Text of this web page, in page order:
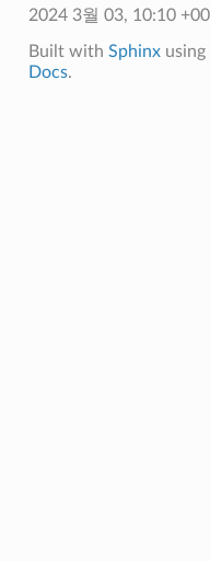
2024 3월 03, 10:10
Built with Sphinxusing
Docs.